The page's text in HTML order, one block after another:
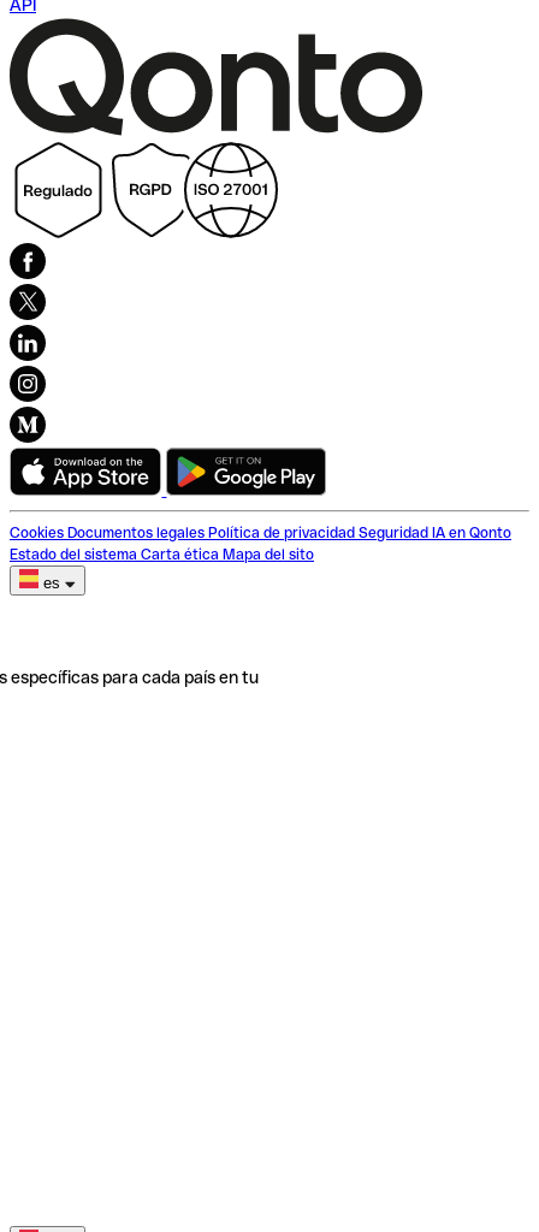
API
Cookies Documentos legales Política de privacidad Seguridad IA en Qonto
Estado del sistema Carta ética Mapa del sito
es
específicas para cada país en tu